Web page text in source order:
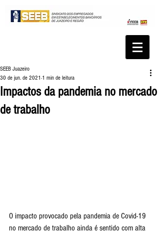
Impactos da pandemia no mercado
de trabalho
SEEB Juazeiro
30 de jun. de 2021 1 min de leitura
O impacto provocado pela pandemia de Covid-19
no mercado de trabalho ainda é sentido com alta